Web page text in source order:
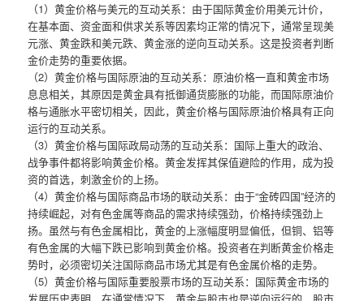
（1）黄金价格与美元的互动关系：由于国际黄金价用美元计价，
在基本面、资金面和供求关系等因素均正常的情况下，通常呈现美
元涨、黄金跌和美元跌、黄金涨的逆向互动关系。这是投资者判断
金价走势的重要依据。
（2）黄金价格与国际原油的互动关系：原油价格一直和黄金市场
息息相关，其原因是黄金具有抵御通货膨胀的功能，而国际原油价
格与通胀水平密切相关，因此，黄金价格与国际原油价格具有正向
运行的互动关系。
（3）黄金价格与国际政局动荡的互动关系：国际上重大的政治、
战争事件都将影响黄金价格。黄金发挥其保值避险的作用，成为投
资的首选，刺激金价的上扬。
（4）黄金价格与国际商品市场的联动关系：由于“金砖四国”经济的
持续崛起，对有色金属等商品的需求持续强劲，价格持续强劲上
扬。虽然与有色金属相比，黄金的上涨幅度明显偏低，但铜、铝等
有色金属的大幅下跌已影响到黄金价格。投资者在判断黄金价格走
势时，必须密切关注国际商品市场尤其是有色金属价格的走势。
（5）黄金价格与国际重要股票市场的互动关系：国际黄金市场的